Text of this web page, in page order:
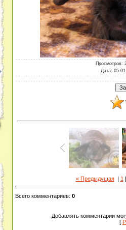
Просмотров:
Дата:
« Предыдущая| 1 [
Всего комментариев: 0
Добавлять комментарии
[